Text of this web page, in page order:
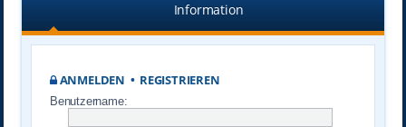
Information
ANMELDEN • REGISTRIEREN
Benutzername: